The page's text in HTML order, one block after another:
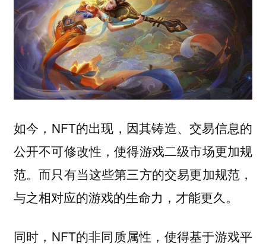
如今，NFT的出现，因其铸造、交易信息的
公开不可修改性，使得游戏二级市场更加规
范。而只有当这些第三方的交易更加规范，
与之相对应的游戏的生命力，才能更久。
同时，NFT的非同质属性，使得基于游戏平